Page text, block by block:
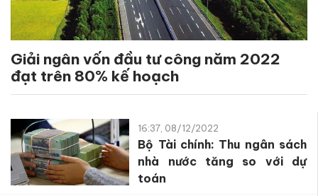
Giải ngân vốn đầu tư công năm 2022
đạt trên 80% kế hoạch
16:37, 08/12/2022
Bộ Tài chính: Thu ngân sách
nhà nước tăng so với dự
toán